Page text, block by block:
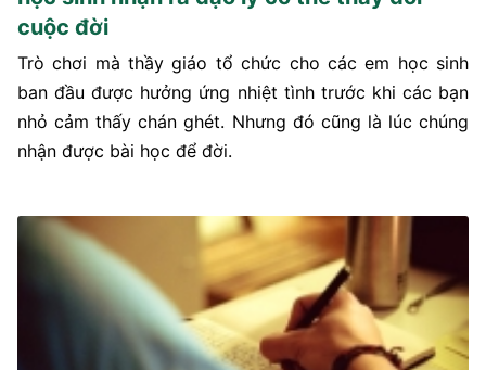
cuộc đời
Trò chơi mà thầy giáo tổ chức cho các em học sinh
ban đầu được hưởng ứng nhiệt tình trước khi các bạn
nhỏ cảm thấy chán ghét. Nhưng đó cũng là lúc chúng
nhận được bài học để đời.